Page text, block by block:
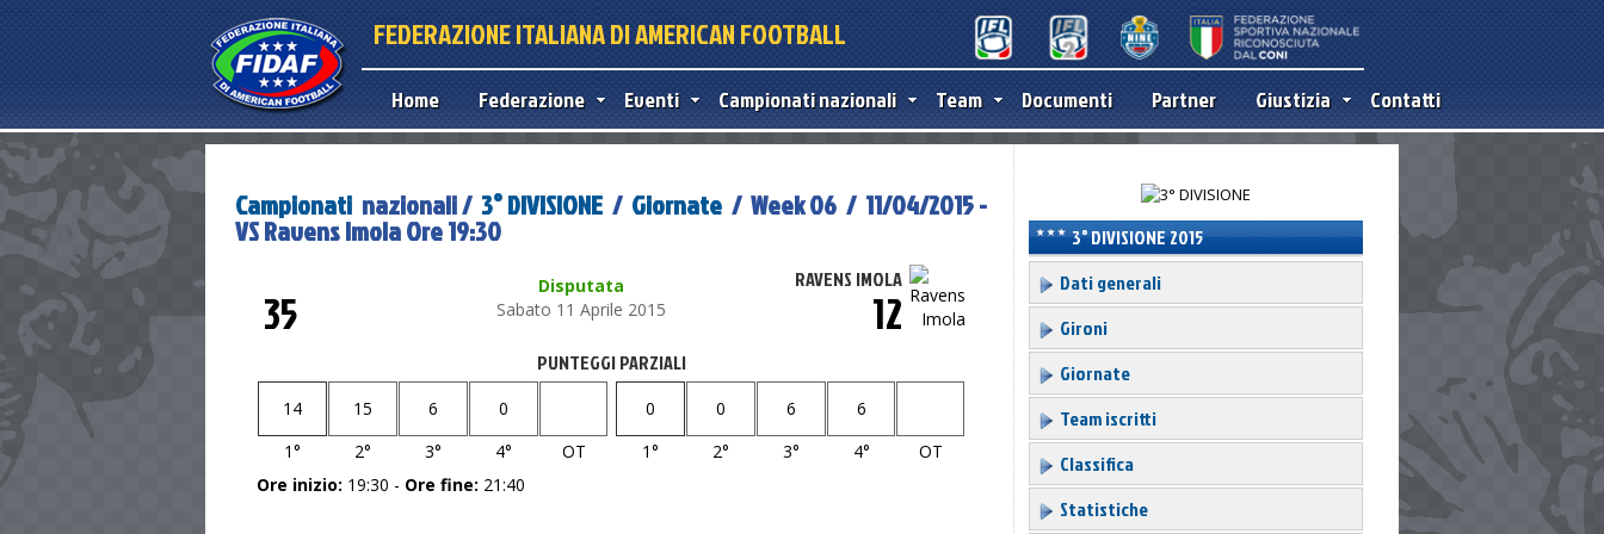
FEDERAZIONE ITALIANA DI AMERICAN FOOTBALL
Home Federazione Eventi Campionati nazionali Team Documenti Partner Giustizia Contatti
Campionati nazionali / 3° DIVISIONE / Giornate / Week 06 / 11/04/2015 -
VS Ravens Imola Ore 19:30
Disputata
Sabato 11 Aprile 2015
RAVENS IMOLA
35 12
PUNTEGGI PARZIALI
14 15 6
0
1°
2° 3° 4° OT
0 0 6
6
1°
2° 3° 4°
OT
Ore inizio: 19:30 - Ore fine: 21:40
3° DIVISIONE 2015
Dati generali
Gironi
Giornate
Team iscritti
Classifica
Statistiche